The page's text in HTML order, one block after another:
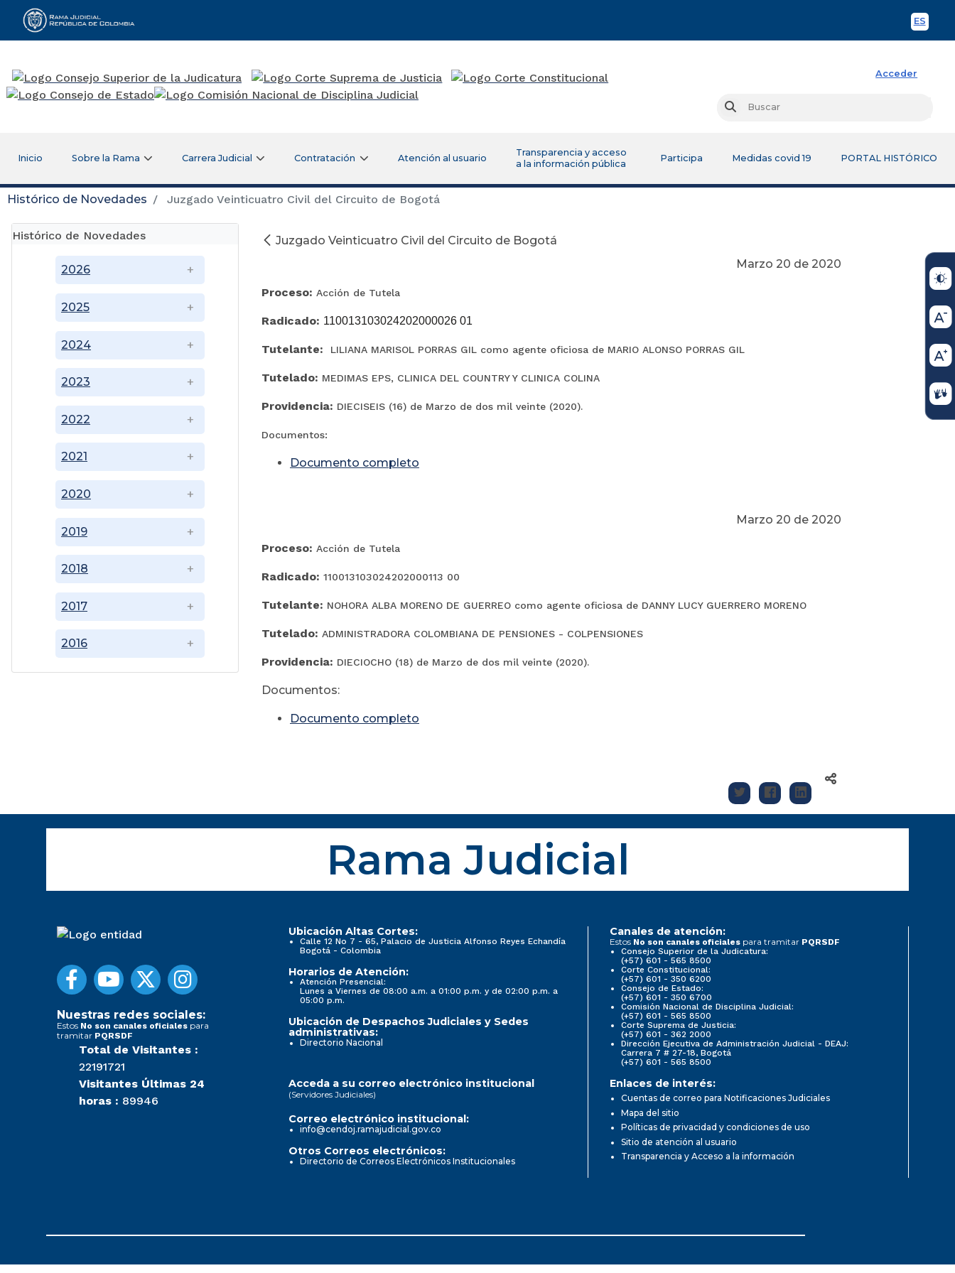
ES
Rama Judicial
Acceder
Buscar
Inicio Sobre la Rama Carrera Judicial Contratación Atención al usuario
Transparencia y acceso
a la información pública
Participa Medidas covid 19 PORTAL HISTÓRICO
Histórico de Novedades Juzgado Veinticuatro Civil del Circuito de Bogotá
Histórico de Novedades
2016
2017
2018
2019
2020
2021
2022
2023
2024
2025
2026
Juzgado Veinticuatro Civil del Circuito de Bogotá
Marzo 20 de 2020
Proceso: Acción de Tutela
Radicado: 110013103024202000026 01
Tutelante: LILIANA MARISOL PORRAS GIL como agente oficiosa de MARIO ALONSO PORRAS GIL
Tutelado: MEDIMAS EPS, CLINICA DEL COUNTRY Y CLINICA COLINA
Providencia: DIECISEIS (16) de Marzo de dos mil veinte (2020).
Documentos:
Documento completo
Marzo 20 de 2020
Proceso: Acción de Tutela
Radicado: 110013103024202000113 00
Tutelante: NOHORA ALBA MORENO DE GUERREO como agente oficiosa de DANNY LUCY GUERRERO MORENO
Tutelado: ADMINISTRADORA COLOMBIANA DE PENSIONES - COLPENSIONES
Providencia: DIECIOCHO (18) de Marzo de dos mil veinte (2020).
Documentos:
Documento completo
Rama Judicial
Nuestras redes sociales:
Estos No son canales oficiales para
tramitar PQRSDF
Total de Visitantes :
22191721
Visitantes Últimas 24
horas : 89946
Ubicación Altas Cortes:
Calle 12 No 7 - 65, Palacio de Justicia Alfonso Reyes Echandía
Bogotá - Colombia
Horarios de Atención:
Atención Presencial:
Lunes a Viernes de 08:00 a.m. a 01:00 p.m. y de 02:00 p.m. a
05:00 p.m.
Ubicación de Despachos Judiciales y Sedes
administrativas:
Directorio Nacional
Canales de atención:
Estos No son canales oficiales para tramitar PQRSDF
Consejo Superior de la Judicatura:
(+57) 601 - 565 8500
Corte Constitucional:
(+57) 601 - 350 6200
Consejo de Estado:
(+57) 601 - 350 6700
Comisión Nacional de Disciplina Judicial:
(+57) 601 - 565 8500
Corte Suprema de Justicia:
(+57) 601 - 362 2000
Dirección Ejecutiva de Administración Judicial - DEAJ:
Carrera 7 # 27-18, Bogotá
(+57) 601 - 565 8500
Acceda a su correo electrónico institucional
(Servidores Judiciales)
Correo electrónico institucional:
info@cendoj.ramajudicial.gov.co
Otros Correos electrónicos:
Directorio de Correos Electrónicos Institucionales
Enlaces de interés:
Cuentas de correo para Notificaciones Judiciales
Mapa del sitio
Políticas de privacidad y condiciones de uso
Sitio de atención al usuario
Transparencia y Acceso a la información